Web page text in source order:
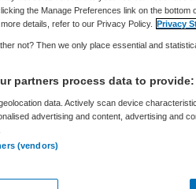
Skipr Redactie 9 maart 2020,
bij van het
is op maandag 9
De medewerker is
opgevangen en is in
the Manage Preferences link on the
details, refer to our Privacy Policy. Privacy
not? Then we only place essential and
partners process data to provide:
data. Actively scan device
advertising and content, advertising and
(vendors)